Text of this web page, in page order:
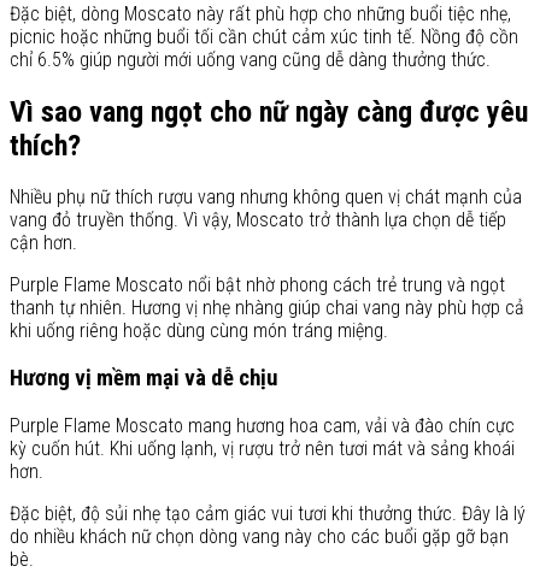
Đặc biệt, dòng Moscato này rất phù hợp cho những buổi tiệc nhẹ,
picnic hoặc những buổi tối cần chút cảm xúc tinh tế. Nồng độ cồn
chỉ 6.5% giúp người mới uống vang cũng dễ dàng thưởng thức.
Vì sao vang ngọt cho nữ ngày càng được yêu
thích?
Nhiều phụ nữ thích rượu vang nhưng không quen vị chát mạnh của
vang đỏ truyền thống. Vì vậy, Moscato trở thành lựa chọn dễ tiếp
cận hơn.
Purple Flame Moscato nổi bật nhờ phong cách trẻ trung và ngọt
thanh tự nhiên. Hương vị nhẹ nhàng giúp chai vang này phù hợp cả
khi uống riêng hoặc dùng cùng món tráng miệng.
Hương vị mềm mại và dễ chịu
Purple Flame Moscato mang hương hoa cam, vải và đào chín cực
kỳ cuốn hút. Khi uống lạnh, vị rượu trở nên tươi mát và sảng khoái
hơn.
Đặc biệt, độ sủi nhẹ tạo cảm giác vui tươi khi thưởng thức. Đây là lý
do nhiều khách nữ chọn dòng vang này cho các buổi gặp gỡ bạn
bè.